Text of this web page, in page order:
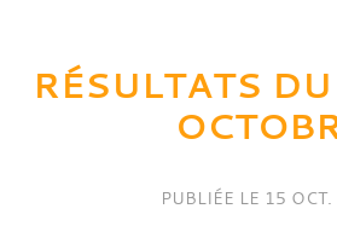
RÉSULTATS
PUBLIÉE LE 15